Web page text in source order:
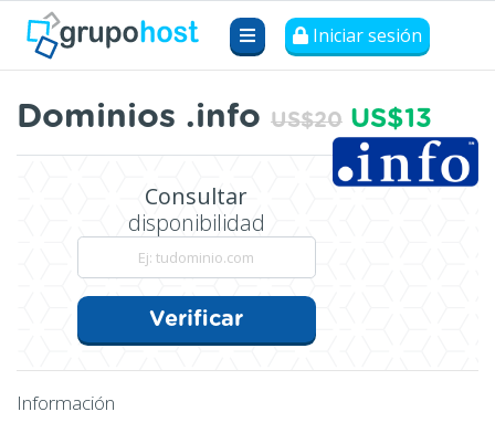
Iniciar sesión
Dominios .info US$20 US$13
Consultar
disponibilidad
Verificar
Información